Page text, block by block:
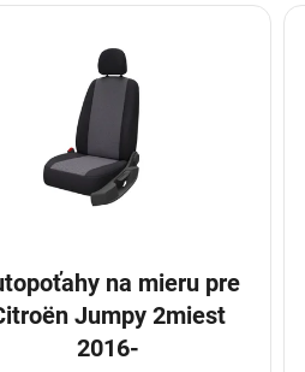
na mieru pre
Jumpy 2miest
2016-